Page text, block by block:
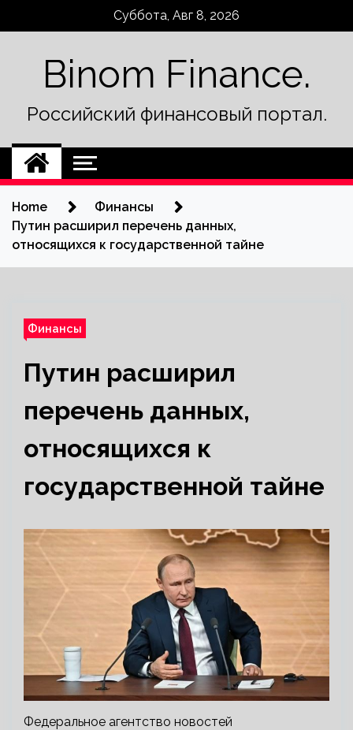
Суббота, Авг 8, 2026
Binom Finance.
Российский финансовый портал.
Home
Финансы
Путин расширил перечень данных,
относящихся к государственной тайне
Финансы
Путин расширил
перечень данных,
относящихся к
государственной тайне
Федеральное агентство новостей